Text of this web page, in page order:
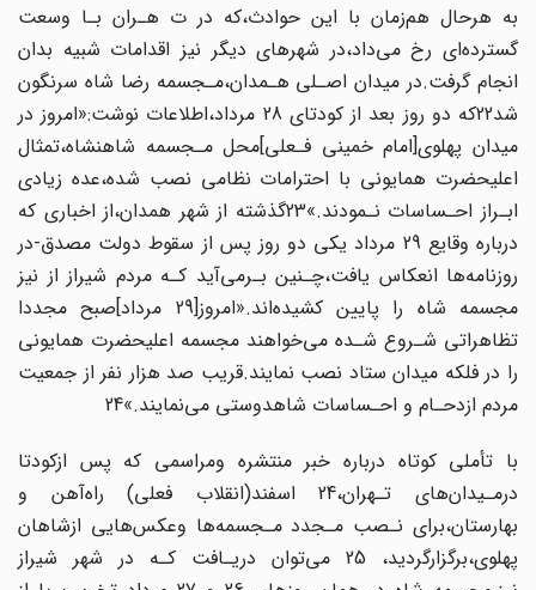
به‌ هرحال‌ هم‌زمان‌ با‌ این‌ حوادث،که در ت هـران بـا وسعت
گسترده‌ای رخ می‌داد،در شهرهای‌ دیگر نیز اقدامات شبیه بدان
انجام گرفت.در میدان اصـلی هـمدان،مـجسمه رضا شاه سرنگون‌
شد‌22که دو روز بعد از کودتای 28 مرداد،اطلاعات نوشت:«امروز در
میدان پهلوی‌[امام‌ خمینی فـعلی‌]محل مـجسمه شاهنشاه،تمثال
اعلیحضرت همایونی با احترامات نظامی نصب‌ شده،عده زیادی
ابـراز‌ احـساسات‌ نـمودند.»23گذشته از شهر همدان،از اخباری که
درباره‌ وقایع 29 مرداد یکی دو روز پس از سقوط دولت مصدق-در
روزنامه‌ها انعکاس یافت،چـنین‌ بـرمی‌آید کـه مردم‌ شیراز‌ از نیز
مجسمه شاه را پایین کشیده‌اند.«امروز[29 مرداد]صبح مجددا
تظاهراتی شـروع شـده می‌خواهند مجسمه اعلیحضرت همایونی
را در فلکه میدان ستاد‌ نصب‌ نمایند.قریب صد هزار نفر‌ از‌ جمعیت
مردم ازدحـام و احـساسات شاهدوستی می‌نمایند.»24
با تأملی کوتاه درباره خبر منتشره ومراسمی که پس ازکودتا
درمـیدان‌های تـهران،24 اسفند(انقلاب‌ فعلی‌) راه‌آهن و
بهارستان،برای نـصب‌ مـجدد‌ مـجسمه‌ها وعکس‌هایی ازشاهان‌
پهلوی،برگزارگردید، 25 می‌توان دریـافت کـه در شهر شیراز